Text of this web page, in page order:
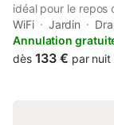
idéal pour le repos
grand séjour avec
semaine sauf du 2
vue donnant
WiFi Jardin
Annulation
dès 133 € par nuit